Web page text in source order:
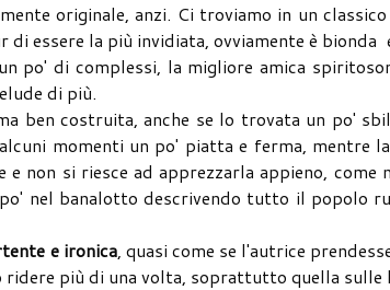
originale, anzi. Ci troviamo in un
di essere la più invidiata, ovviamente è
po' di complessi, la migliore amica
di più.
ben costruita, anche se lo trovata un po'
momenti un po' piatta e ferma, mentre
non si riesce ad apprezzarla appieno,
nel banalotto descrivendo tutto il popolo
e ironica, quasi come se l'autrice
ridere più di una volta, soprattutto quella sulle